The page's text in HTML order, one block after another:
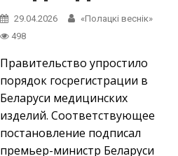
29.04.2026
«Полацкі веснік»
498
Правительство упростило
порядок госрегистрации в
Беларуси медицинских
изделий. Соответствующее
постановление подписал
премьер-министр Беларуси